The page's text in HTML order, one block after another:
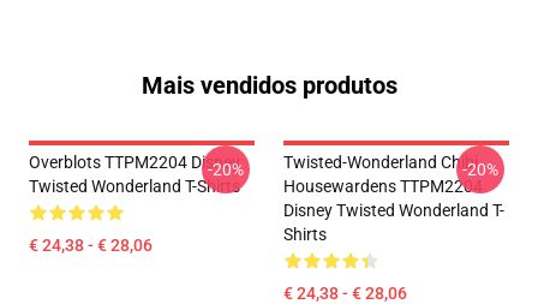
Mais vendidos produtos
Overblots TTPM2204 Disney
Twisted Wonderland T-Shirts
€ 24,38 - € 28,06
-20%
Twisted-Wonderland Chibi
Housewardens TTPM2204
Disney Twisted Wonderland T-
Shirts
€ 24,38 - € 28,06
-20%